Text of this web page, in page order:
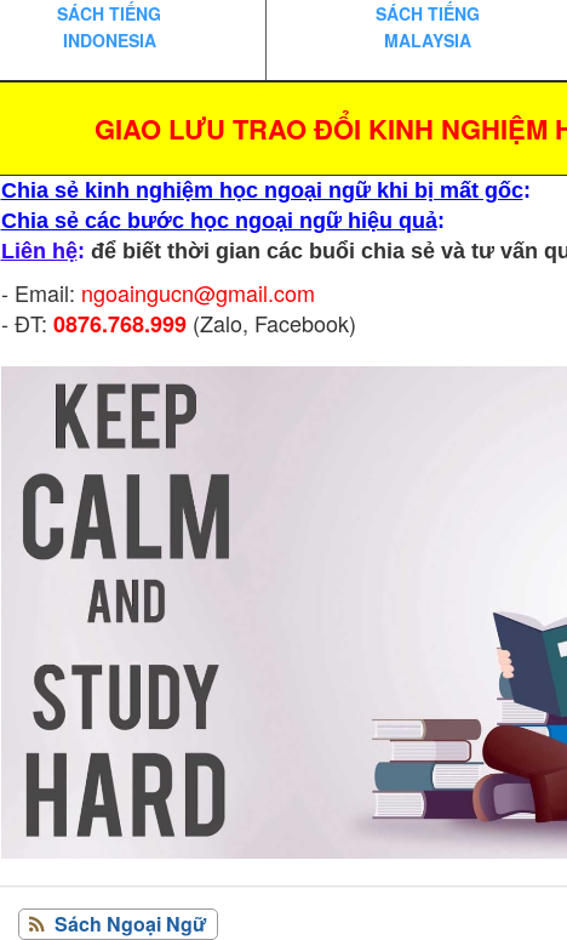
SÁCH TIẾNG
INDONESIA
SÁCH TIẾNG
MALAYSIA
GIAO LƯU TRAO ĐỔI KINH NGHIỆM
Chia sẻ kinh nghiệm học ngoại ngữ khi bị mất gốc:
Chia sẻ các bước học ngoại ngữ hiệu quả:
Liên hệ: để biết thời gian các buổi chia sẻ và tư vấn
- Email: ngoaingucn@gmail.com
- ĐT: 0876.768.999(Zalo, Facebook)
Sách Ngoại Ngữ